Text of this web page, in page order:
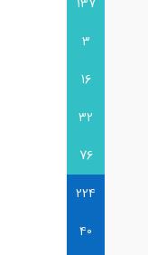
137
3
16
32
76
224
40